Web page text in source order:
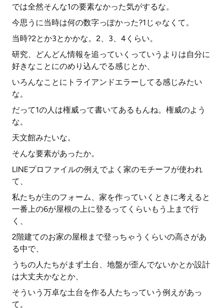
では全然そんな1の要素なかった気がするな。
今思うに当時は何の数字っぽかった?1じゃなくて。
当時?2とか3とかかな。2、3、4くらい。
研究、どんどん情報を追っていくっていうよりは自分に
好きなことにのめり込んでる感じとか、
いろんなことにトライアンドエラーしてる感じみたい
な。
だって1の人は権威って書いてあるもんね。権威のよう
な。
天文館みたいな。
そんな要素があったか。
LINEプロファイルの例えでよく家のモチーフが使われ
て、
私たちが主のフォーム、家を作っていくときに考えると
一番上の6が屋根の上に登るってくらいもう上まで行
く、
2階建てのお家の屋根まで登っちゃうくらいの高さがあ
る中で、
うちの人たちがまず土台、地盤が歪んでないかとか設計
は大丈夫かなとか、
そういう万卓な土台を作る人たちっていう例えがあっ
て。